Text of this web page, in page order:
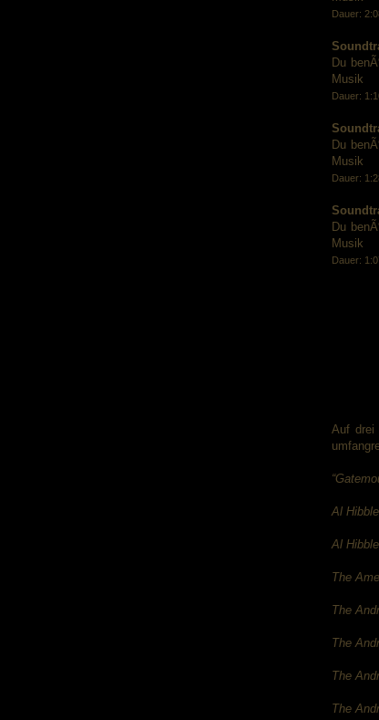
Dauer:
Du
Musik
Dauer:
Du
Musik
Dauer:
Du
Musik
Dauer:
Auf drei
Al
Al
The
The
The
The
The